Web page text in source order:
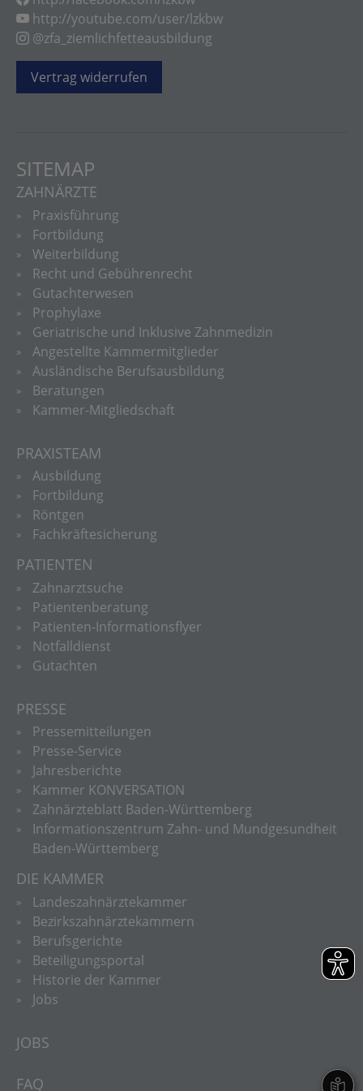
http://youtube.com/user/lzkbw
@zfa_ziemlichfetteausbildung
Vertrag widerrufen
SITEMAP
ZAHNÄRZTE
Praxisführung
Fortbildung
Weiterbildung
Recht und Gebührenrecht
Gutachterwesen
Prophylaxe
Geriatrische und Inklusive Zahnmedizin
Angestellte Kammermitglieder
Ausländische Berufsausbildung
Beratungen
Kammer-Mitgliedschaft
PRAXISTEAM
Ausbildung
Fortbildung
Röntgen
Fachkräftesicherung
PATIENTEN
Zahnarztsuche
Patientenberatung
Patienten-Informationsflyer
Notfalldienst
Gutachten
PRESSE
Pressemitteilungen
Presse-Service
Jahresberichte
Kammer KONVERSATION
Zahnärzteblatt Baden-Württemberg
Informationszentrum Zahn- und Mundgesundheit
Baden-Württemberg
DIE KAMMER
Landeszahnärztekammer
Bezirkszahnärztekammern
Berufsgerichte
Beteiligungsportal
Historie der Kammer
Jobs
JOBS
FAQ